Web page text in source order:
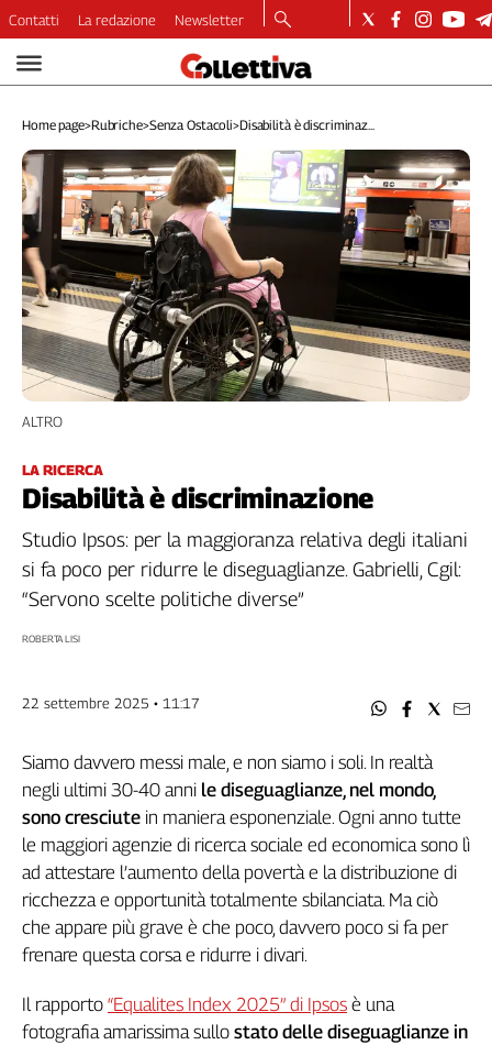
Video
Dirette
Longform
Copertine
Economia
Lavoro
Ambiente
Diritti
Welfare
Italia
Internazionale
Culture
Categorie
Filcams
Filctem
Fillea
Filt
Flc
Nidil
Slc
Spi
Inca
Caaf
Speciali
G8
Genova,
il
Contatti La redazione Newsletter
Home page>Rubriche>Senza Ostacoli>Disabilità è discriminaz...
LA RICERCA
Disabilità è discriminazione
ALTRO
Studio Ipsos: per la maggioranza relativa degli italiani
si fa poco per ridurre le diseguaglianze. Gabrielli, Cgil:
“Servono scelte politiche diverse”
ROBERTA LISI
22 settembre 2025 • 11:17
Siamo davvero messi male, e non siamo i soli. In realtà
negli ultimi 30-40 anni le diseguaglianze, nel mondo,
sono cresciute in maniera esponenziale. Ogni anno tutte
le maggiori agenzie di ricerca sociale ed economica sono lì
ad attestare l’aumento della povertà e la distribuzione di
ricchezza e opportunità totalmente sbilanciata. Ma ciò
che appare più grave è che poco, davvero poco si fa per
frenare questa corsa e ridurre i divari.
Il rapporto “Equalites Index 2025” di Ipsos è una
fotografia amarissima sullo stato delle diseguaglianze in